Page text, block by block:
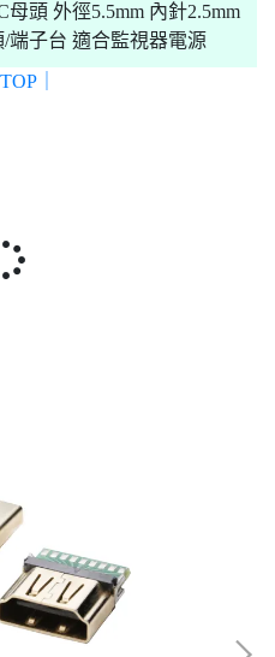
母頭 外徑5.5mm 內針2.5mm
/端子台 適合監視器電源
｜